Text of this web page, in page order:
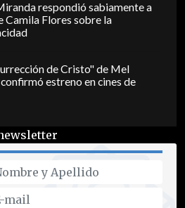
respondió sabiamente a
Camila Flores sobre la
de Cristo" de Mel
estreno en cines de